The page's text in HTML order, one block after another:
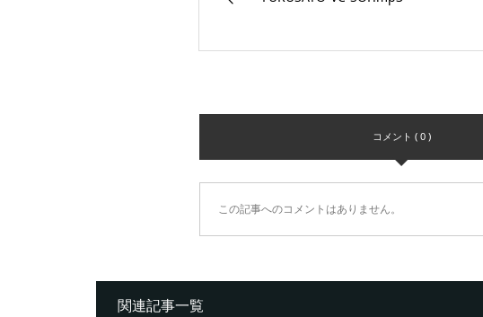
コメント ( 0 )
この記事へのコメントはありません。
関連記事一覧